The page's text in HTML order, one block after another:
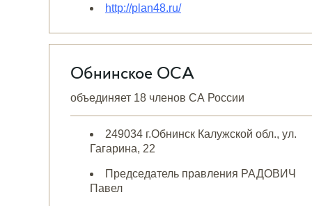
http://plan48.ru/
Обнинское ОСА
объединяет 18 членов СА России
249034 г.Обнинск Калужской обл., ул.
Гагарина, 22
Председатель правления РАДОВИЧ
Павел